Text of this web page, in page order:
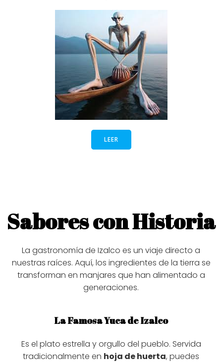
LEER
Sabores con Historia
La gastronomía de Izalco es un viaje directo a
nuestras raíces. Aquí, los ingredientes de la tierra se
transforman en manjares que han alimentado a
generaciones.
La Famosa Yuca de Izalco
Es el plato estrella y orgullo del pueblo. Servida
tradicionalmente en hoja de huerta, puedes